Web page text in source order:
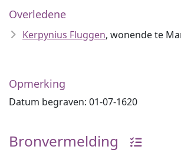
Overledene
Kerpynius Fluggen, wonende te
Opmerking
Datum begraven: 01-07-1620
Bronvermelding